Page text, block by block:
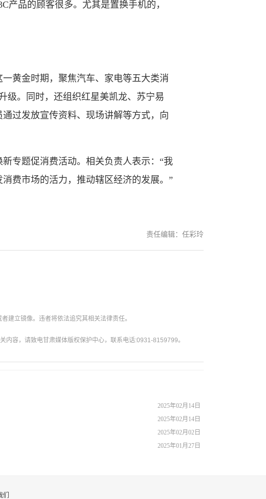
产品的顾客很多。尤其是置换手机的，
黄金时期，聚焦汽车、家电等五大类消
级。同时，还组织红星美凯龙、苏宁易
过发放宣传资料、现场讲解等方式，向
专题促消费活动。相关负责人表示：“我
费市场的活力，推动辖区经济的发展。”
责任编辑：任彩玲
建立镜像。违者将依法追究其相关法律责任。
容，请致电甘肃媒体版权保护中心，联系电话:0931-8159799。
2025年02月14日
2025年02月14日
2025年02月02日
2025年01月27日
们